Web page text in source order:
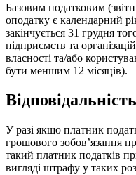
Базовим податковим
оподатку є календарний
закінчується 31 грудня
підприємств та
власності та/або
бути меншим 12 місяців).
У разі якщо платник
грошового зобов’язання
такий платник податків
вигляді штрафу у таких